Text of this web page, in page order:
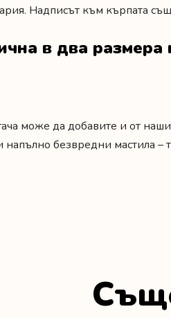
Надписът към кърпата
в два размера
може да добавите и от
безвредни мастила –